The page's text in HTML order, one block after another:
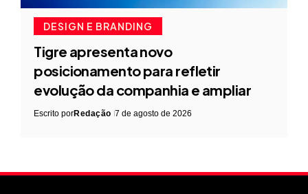
DESIGN E BRANDING
Tigre apresenta novo
posicionamento para refletir
evolução da companhia e ampliar
Escrito porRedação 7 de agosto de 2026